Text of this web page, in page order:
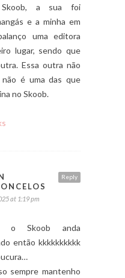
a sua foi
e a minha em
uma editora
lugar, sendo que
Essa outra não
não é uma das que
no Skoob.
Reply
at 1:19 pm
o Skoob anda
então kkkkkkkkkk
sempre mantenho